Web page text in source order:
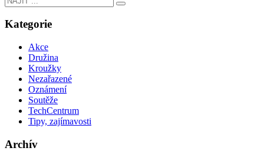
Kategorie
Akce
Družina
Kroužky
Nezařazené
Oznámení
Soutěže
TechCentrum
Tipy, zajímavosti
Archív